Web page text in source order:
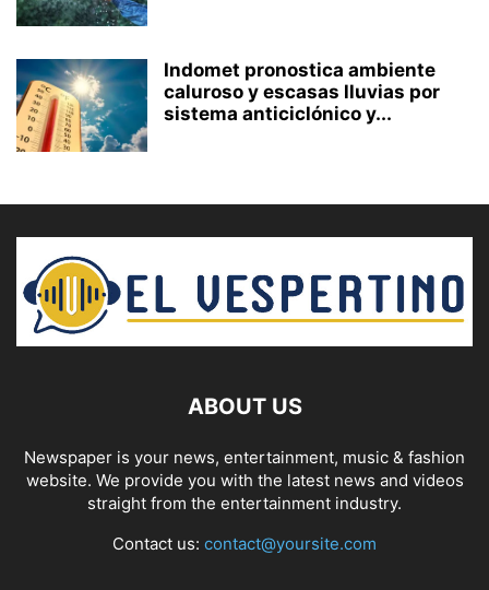
Indomet pronostica ambiente
caluroso y escasas lluvias por
sistema anticiclónico y...
ABOUT US
Newspaper is your news, entertainment, music & fashion
website. We provide you with the latest news and videos
straight from the entertainment industry.
Contact us: contact@yoursite.com